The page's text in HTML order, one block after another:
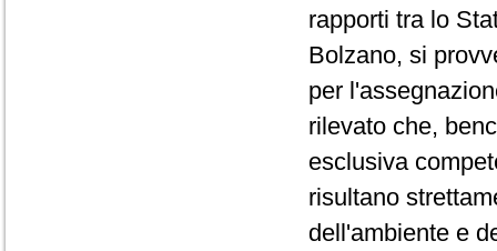
rapporti tra lo
Bolzano, si
per
rilevato che,
esclusiva
risultano
dell'ambiente e